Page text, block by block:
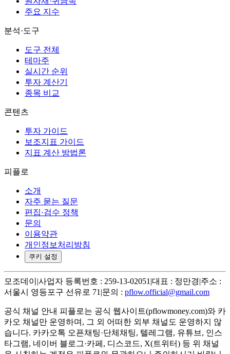
주요 지수
분석·도구
도구 전체
테마주
실시간 순위
투자 계산기
종목 비교
콘텐츠
투자 가이드
보조지표 가이드
지표 계산 방법론
피플로
소개
자주 묻는 질문
편집·검수 정책
문의
이용약관
개인정보처리방침
쿠키 설정
모조데이 |사업자 등록번호 : 259-13-02051 |대표 : 정만경|주소 :
서울시 영등포구 선유로 71 |문의 : pflow.official@gmail.com
공식 채널 안내 피플로는 공식 웹사이트(pflowmoney.com)와 카
카오 채널만 운영하며, 그 외 어떠한 외부 채널도 운영하지 않
습니다. 카카오톡 오픈채팅·단체채팅, 텔레그램, 유튜브, 인스
타그램, 네이버 블로그·카페, 디스코드, X(트위터) 등 위 채널